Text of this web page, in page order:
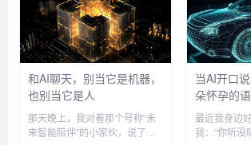
达，瞬间让你没了聊下去的兴
致，那种感觉，就像跟一个背
熟...
了几款宝藏
费大佬名气
面...
和AI聊天，别当它是机器，
也别当它是人
那天晚上，我对着那个号称“未
来智能陪伴”的小家伙，说了句
当AI开口
朵怀孕的
藏了什么
最近我身边
我：“你听没